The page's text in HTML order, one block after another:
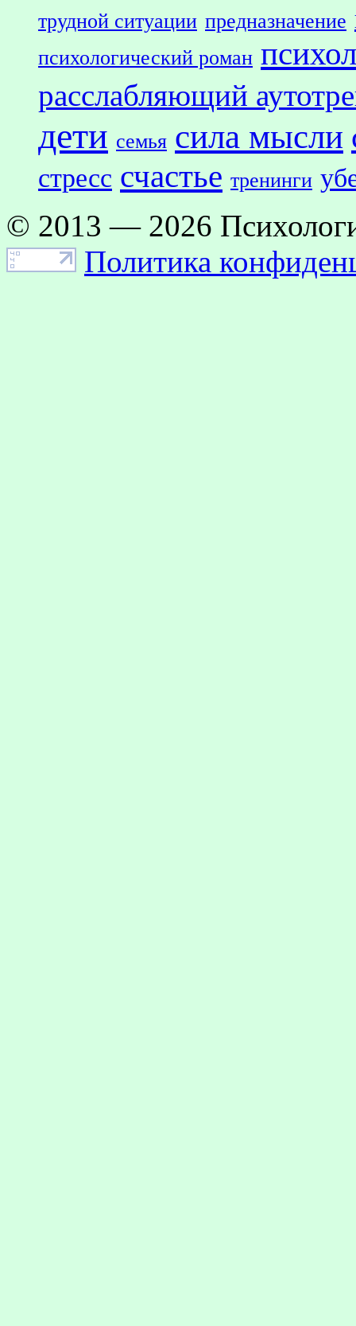
трудной ситуации предназначение
психологический роман
расслабляющий
дети семья сила мысли
стресс счастье тренинги
© 2013 — 2026
Политика